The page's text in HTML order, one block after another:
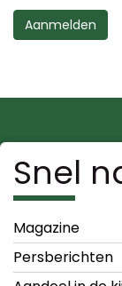
Aanmelden
Snel
Magazine
Persberichten